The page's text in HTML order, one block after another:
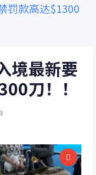
罚款高达$1300
境最新要
刀！！